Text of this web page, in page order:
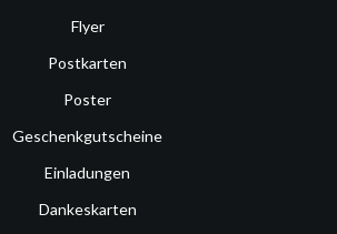
Flyer
Postkarten
Poster
Geschenkgutscheine
Einladungen
Dankeskarten